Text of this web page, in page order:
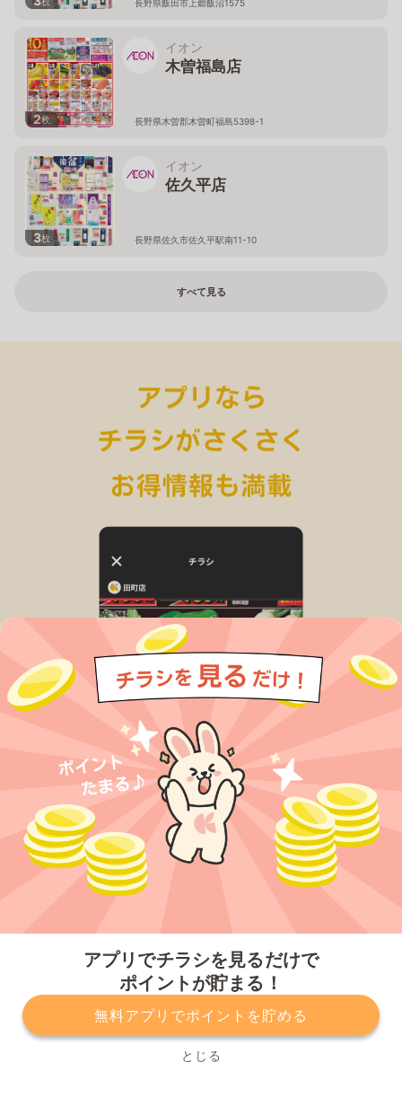
アプリでチラシを見るだけで
ポイントが貯まる！
無料アプリでポイントを貯める
とじる
長野県飯田市上郷飯沼1575
2枚
イオン
木曽福島店
長野県木曽郡木曽町福島5398-1
3枚
イオン
佐久平店
長野県佐久市佐久平駅南11-10
すべて見る
プライバシーポリシー 利用規約
運営会社
サービスに関してのお問い合わせ